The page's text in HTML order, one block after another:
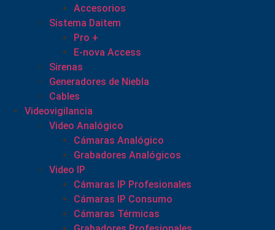
Accesorios
Sistema Daitem
Pro +
E-nova Access
Sirenas
Generadores de Niebla
Cables
Videovigilancia
Video Analógico
Cámaras Analógico
Grabadores Analógicos
Video IP
Cámaras IP Profesionales
Cámaras IP Consumo
Cámaras Térmicas